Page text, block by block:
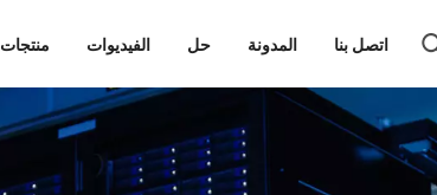
منتجات الفيديوات حل المدونة اتصل بنا